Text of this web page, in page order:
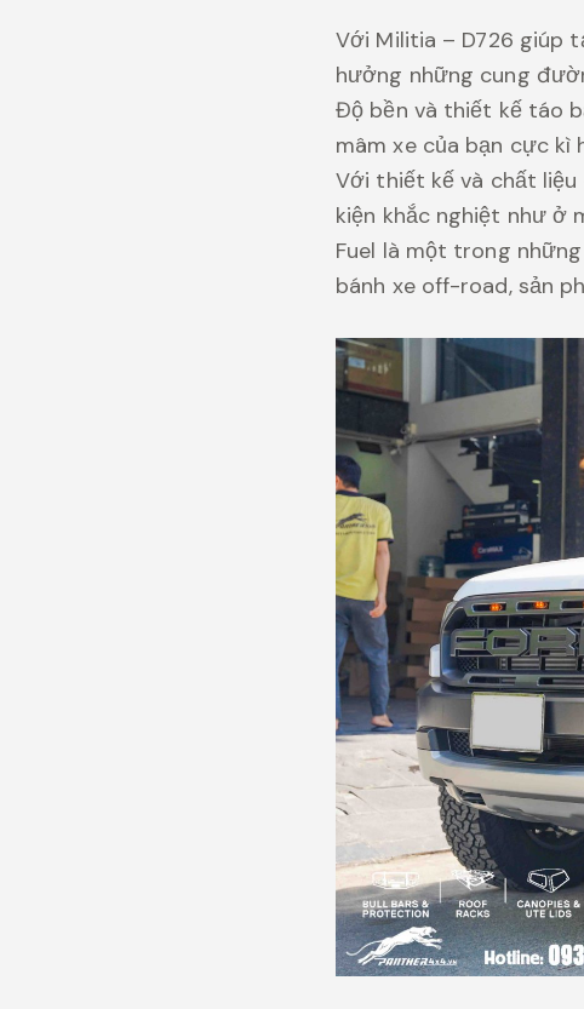
Với Militia – D726 giúp
hưởng những cung
Độ bền và thiết kế táo
mâm xe của bạn cực
Với thiết kế và chất
kiện khắc nghiệt như ở
Fuel là một trong
bánh xe off-road, sản